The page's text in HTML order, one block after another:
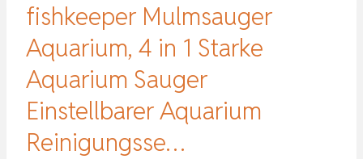
fishkeeper Mulmsauger
Aquarium, 4 in 1 Starke
Aquarium Sauger
Einstellbarer Aquarium
Reinigungsse…